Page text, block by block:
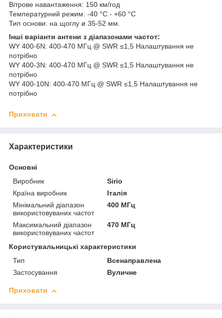
Вітрове навантаження: 150 км/год
Температурний режим: -40 °C - +60 °C
Тип основи: на щоглу ø 35-52 мм.
Інші варіанти антени з діапазонами частот:
WY 400-6N: 400-470 МГц @ SWR ≤1,5 ​​Налаштування не
потрібно
WY 400-3N: 400-470 МГц @ SWR ≤1,5 ​​Налаштування не
потрібно
WY 400-10N: 400-470 МГц @ SWR ≤1,5 ​​Налаштування не
потрібно
Приховати
Характеристики
Основні
Виробник
Sirio
Країна виробник
Італія
Мінімальний діапазон
використовуваних частот
400 МГц
Максимальний діапазон
використовуваних частот
470 МГц
Користувальницькі характеристики
Тип
Всенаправлена
Застосування
Вуличне
Приховати